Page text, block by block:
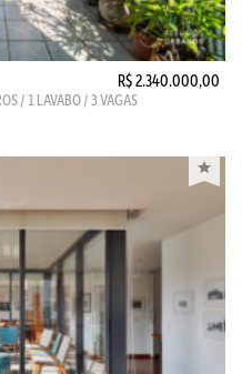
R$ 2.340.000,00
/ 1 LAVABO / 3 VAGAS